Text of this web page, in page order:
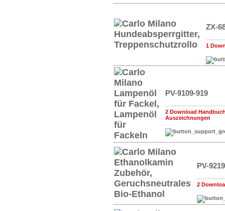
ZX-
1
PV-9109-919
2 Download
Auszeichnungen
PV-
2